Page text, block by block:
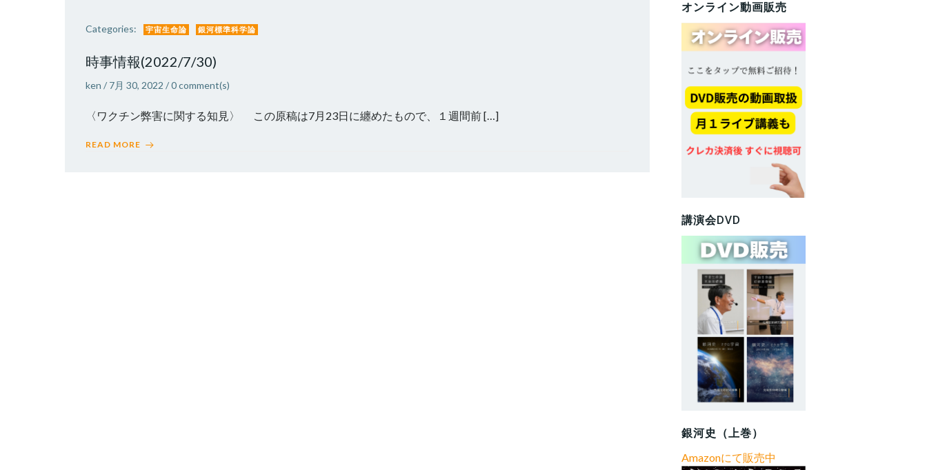
Categories: 宇宙生命論 銀河標準科学論
時事情報(2022/7/30)
ken / 7月 30, 2022 /0comment(s)
〈ワクチン弊害に関する知見〉 この原稿は7月23日に纏めたもので、１週間前 […]
READ MORE
オンライン動画販売
講演会DVD
銀河史（上巻）
Amazonにて販売中